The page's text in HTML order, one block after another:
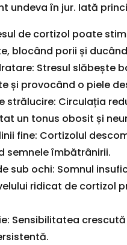
undeva în jur. Iată
de cortizol poate
blocând porii și
Stresul slăbește
și provocând o piele
strălucire: Circulația
un tonus obosit și
fine: Cortizolul
semnele îmbătrânirii.
sub ochi: Somnul
ridicat de cortizol
Sensibilitatea